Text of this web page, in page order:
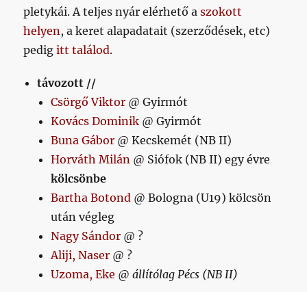
pletykái. A teljes nyár elérhető aszokott
helyen, a keret alapadatait (szerződések, etc)
pedigitt találod.
távozott //
Csörgő Viktor @ Gyirmót
Kovács Dominik @ Gyirmót
Buna Gábor @ Kecskemét (NB II)
Horváth Milán @ Siófok (NB II) egy évre
kölcsönbe
Bartha Botond @ Bologna (U19) kölcsön
után végleg
Nagy Sándor @ ?
Aliji, Naser @ ?
Uzoma, Eke @állítólag Pécs (NB II)